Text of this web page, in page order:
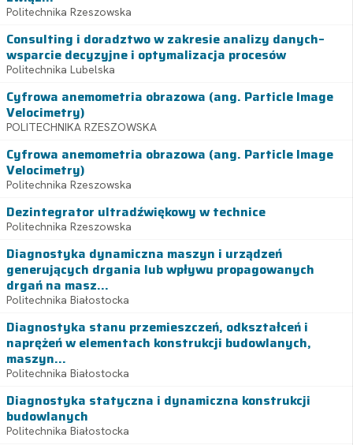
Politechnika Rzeszowska
Consulting i doradztwo w zakresie analizy danych–
wsparcie decyzyjne i optymalizacja procesów
Politechnika Lubelska
Cyfrowa anemometria obrazowa (ang. Particle Image
Velocimetry)
POLITECHNIKA RZESZOWSKA
Cyfrowa anemometria obrazowa (ang. Particle Image
Velocimetry)
Politechnika Rzeszowska
Dezintegrator ultradźwiękowy w technice
Politechnika Rzeszowska
Diagnostyka dynamiczna maszyn i urządzeń
generujących drgania lub wpływu propagowanych
drgań na masz...
Politechnika Białostocka
Diagnostyka stanu przemieszczeń, odkształceń i
naprężeń w elementach konstrukcji budowlanych,
maszyn...
Politechnika Białostocka
Diagnostyka statyczna i dynamiczna konstrukcji
budowlanych
Politechnika Białostocka